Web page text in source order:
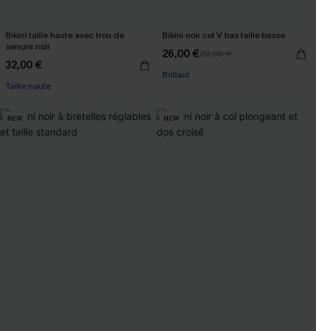
Bikini taille haute avec trou de
serrure noir
32,00 €
Taille haute
Bikini noir col V bas taille basse
26,00 €29,00 €
Brillant
NEW NEW